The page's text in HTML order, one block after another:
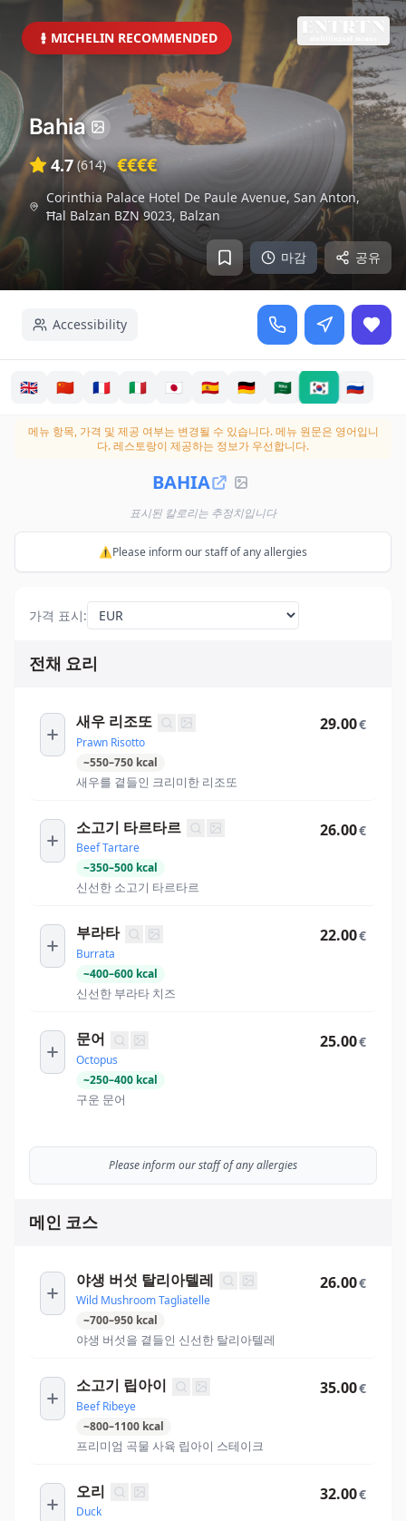
MICHELIN RECOMMENDED
마감 공유
Bahia
4.7 (614) €€€€
Corinthia Palace Hotel De Paule Avenue, San Anton,
Ħal Balzan BZN 9023, Balzan
Accessibility
🇬🇧 🇨🇳 🇫🇷 🇮🇹 🇯🇵 🇪🇸 🇩🇪 🇸🇦 🇰🇷 🇷🇺
메뉴 항목, 가격 및 제공 여부는 변경될 수 있습니다.메뉴 원문은 영어입니
다. 레스토랑이 제공하는 정보가 우선합니다.
BAHIA
표시된 칼로리는 추정치입니다
⚠️Please inform our staff of any allergies
가격 표시:
전채 요리
새우 리조또
Prawn Risotto
~550–750 kcal
새우를 곁들인 크리미한 리조또
29.00€
소고기 타르타르
Beef Tartare
~350–500 kcal
신선한 소고기 타르타르
26.00€
부라타
Burrata
~400–600 kcal
신선한 부라타 치즈
22.00€
문어
Octopus
~250–400 kcal
구운 문어
25.00€
Please inform our staff of any allergies
메인 코스
야생 버섯 탈리아텔레
Wild Mushroom Tagliatelle
~700–950 kcal
야생 버섯을 곁들인 신선한 탈리아텔레
26.00€
소고기 립아이
Beef Ribeye
~800–1100 kcal
프리미엄 곡물 사육 립아이 스테이크
35.00€
오리
Duck
32.00€